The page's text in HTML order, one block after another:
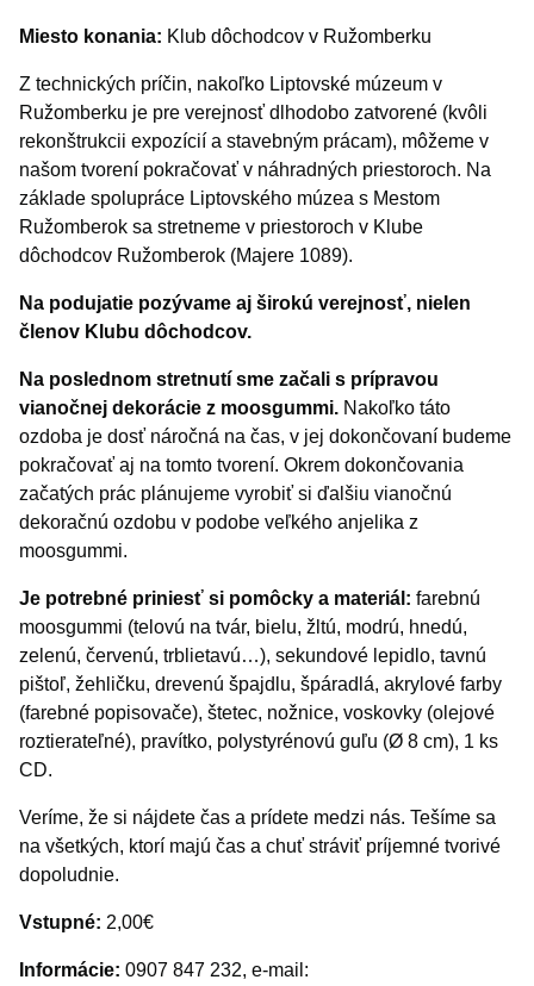
Miesto konania: Klub dôchodcov v Ružomberku
Z technických príčin, nakoľko Liptovské múzeum v
Ružomberku je pre verejnosť dlhodobo zatvorené (kvôli
rekonštrukcii expozícií a stavebným prácam), môžeme v
našom tvorení pokračovať v náhradných priestoroch. Na
základe spolupráce Liptovského múzea s Mestom
Ružomberok sa stretneme v priestoroch v Klube
dôchodcov Ružomberok (Majere 1089).
Na podujatie pozývame aj širokú verejnosť, nielen
členov Klubu dôchodcov.
Na poslednom stretnutí sme začali s prípravou
vianočnej dekorácie z moosgummi. Nakoľko táto
ozdoba je dosť náročná na čas, v jej dokončovaní budeme
pokračovať aj na tomto tvorení. Okrem dokončovania
začatých prác plánujeme vyrobiť si ďalšiu vianočnú
dekoračnú ozdobu v podobe veľkého anjelika z
moosgummi.
Je potrebné priniesť si pomôcky a materiál: farebnú
moosgummi (telovú na tvár, bielu, žltú, modrú, hnedú,
zelenú, červenú, trblietavú…), sekundové lepidlo, tavnú
pištoľ, žehličku, drevenú špajdlu, špáradlá, akrylové farby
(farebné popisovače), štetec, nožnice, voskovky (olejové
roztierateľné), pravítko, polystyrénovú guľu (Ø 8 cm), 1 ks
CD.
Veríme, že si nájdete čas a prídete medzi nás. Tešíme sa
na všetkých, ktorí majú čas a chuť stráviť príjemné tvorivé
dopoludnie.
Vstupné: 2,00€
Informácie: 0907 847 232, e-mail: